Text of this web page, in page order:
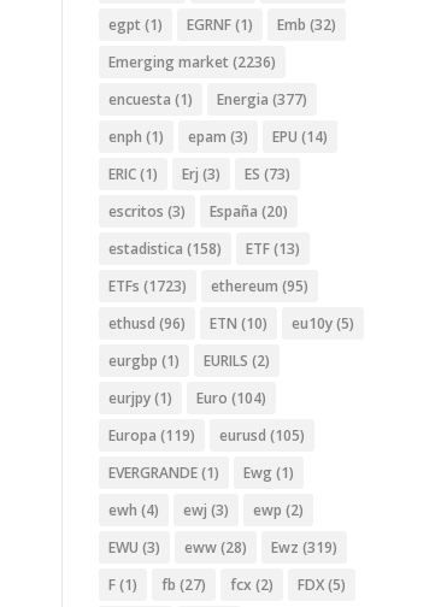
egpt (1) EGRNF(1) Emb (32)
Emerging market (2236)
encuesta (1) Energia (377)
enph (1) epam (3) EPU (14)
ERIC(1) Erj (3) ES (73)
escritos (3) España (20)
estadistica (158) ETF(13)
ETFs (1723) ethereum (95)
ethusd (96) ETN (10) eu10y(5)
eurgbp (1) EURILS (2)
eurjpy(1) Euro (104)
Europa (119) eurusd (105)
EVERGRANDE(1) Ewg (1)
ewh (4) ewj (3) ewp (2)
EWU (3) eww(28) Ewz (319)
F(1) fb (27) fcx (2) FDX(5)